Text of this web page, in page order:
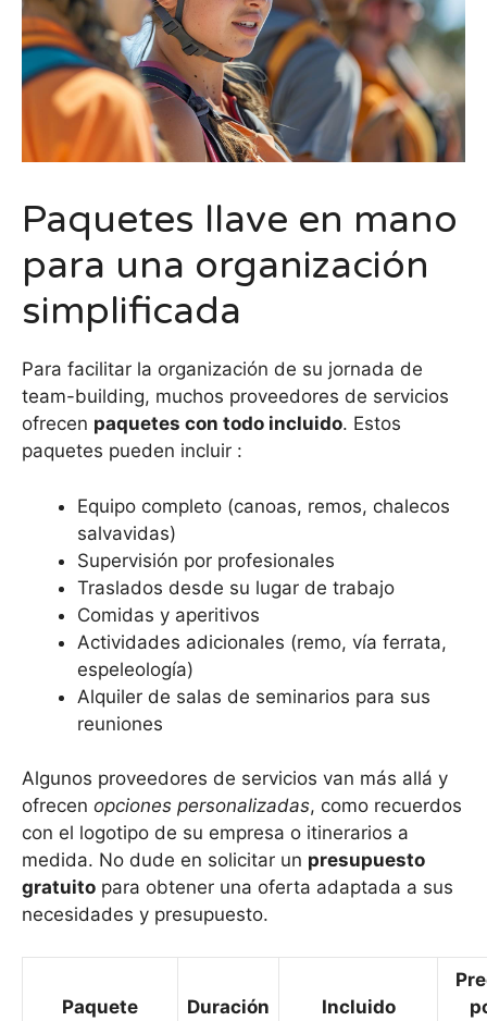
Paquetes llave en mano
para una organización
simplificada
Para facilitar la organización de su jornada de
team-building, muchos proveedores de servicios
ofrecen paquetes con todo incluido. Estos
paquetes pueden incluir :
Equipo completo (canoas, remos, chalecos
salvavidas)
Supervisión por profesionales
Traslados desde su lugar de trabajo
Comidas y aperitivos
Actividades adicionales (remo, vía ferrata,
espeleología)
Alquiler de salas de seminarios para sus
reuniones
Algunos proveedores de servicios van más allá y
ofrecen opciones personalizadas, como recuerdos
con el logotipo de su empresa o itinerarios a
medida. No dude en solicitar un presupuesto
gratuito para obtener una oferta adaptada a sus
necesidades y presupuesto.
Paquete Duración Incluido